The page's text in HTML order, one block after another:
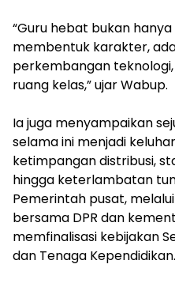
‎“Guru hebat bukan
membentuk karakter,
perkembangan
ruang kelas,” ujar Wabup.
‎Ia juga menyampaikan
selama ini menjadi
ketimpangan distribusi,
hingga keterlambatan
Pemerintah pusat,
bersama DPR dan
memfinalisasi kebijakan
dan Tenaga Kependidikan.